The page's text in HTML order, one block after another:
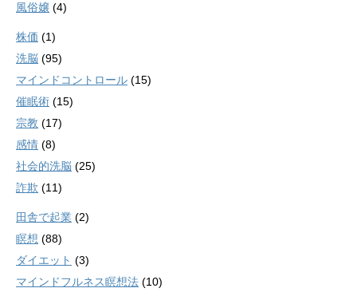
風俗嬢 (4)
株価 (1)
洗脳 (95)
マインドコントロール (15)
催眠術 (15)
宗教 (17)
感情 (8)
社会的洗脳 (25)
詐欺 (11)
田舎で起業 (2)
瞑想 (88)
ダイエット (3)
マインドフルネス瞑想法 (10)